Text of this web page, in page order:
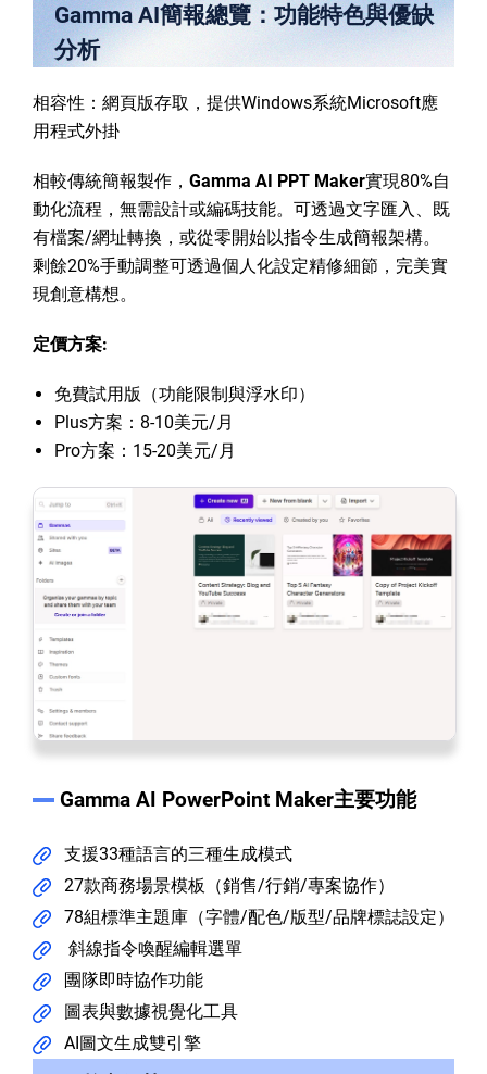
Gamma AI簡報總覽：功能特色與優缺
分析
相容性：網頁版存取，提供Windows系統Microsoft應
用程式外掛
相較傳統簡報製作， Gamma AI PPT Maker實現80%自
動化流程，無需設計或編碼技能。可透過文字匯入、既
有檔案/網址轉換，或從零開始以指令生成簡報架構。
剩餘20%手動調整可透過個人化設定精修細節，完美實
現創意構想。
定價方案:
免費試用版（功能限制與浮水印）
Plus方案：8-10美元/月
Pro方案：15-20美元/月
Gamma AI PowerPoint Maker主要功能
支援33種語言的三種生成模式
27款商務場景模板（銷售/行銷/專案協作）
78組標準主題庫（字體/配色/版型/品牌標誌設定）
斜線指令喚醒編輯選單
團隊即時協作功能
圖表與數據視覺化工具
AI圖文生成雙引擎